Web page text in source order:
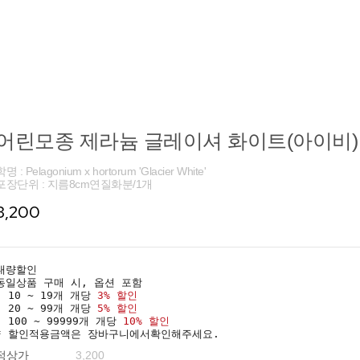
린모종 제라늄 글레이셔 화이트(아이비
명 : Pelagonium x hortorum 'Glacier White'
장단위 : 지름8cm연질화분/1개
량할인
일상품 구매 시, 옵션 포함
10 ~ 19개 개당 3% 할인
20 ~ 99개 개당 5% 할인
100 ~ 99999개 개당 10% 할인
할인적용금액은 장바구니에서확인해주세요.
상가 3,200